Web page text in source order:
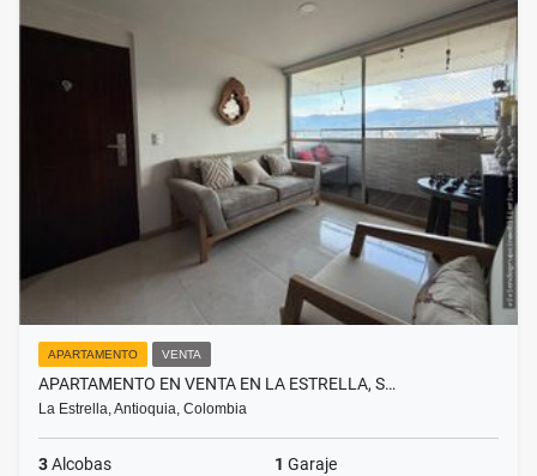
APARTAMENTO VENTA
APARTAMENTO EN VENTA EN LA ESTRELLA, S…
La Estrella, Antioquia, Colombia
3Alcobas 1 Garaje